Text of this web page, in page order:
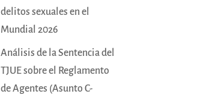
delitos sexuales en el
Mundial 2026
Análisis de la Sentencia del
TJUE sobre el Reglamento
de Agentes (Asunto C-